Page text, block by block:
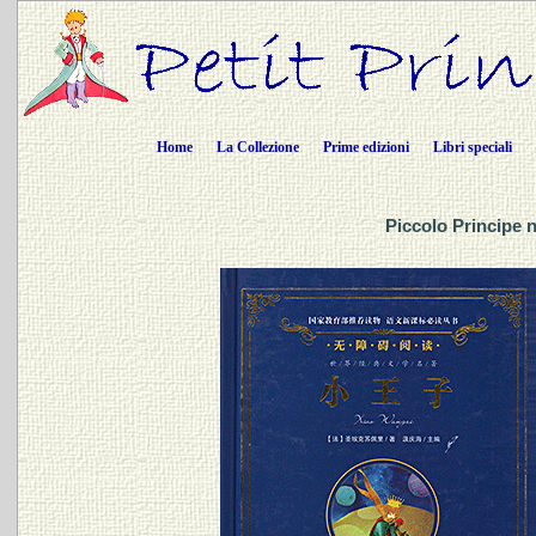
Home La Collezione Prime edizioni Libri speciali
Piccolo Principe